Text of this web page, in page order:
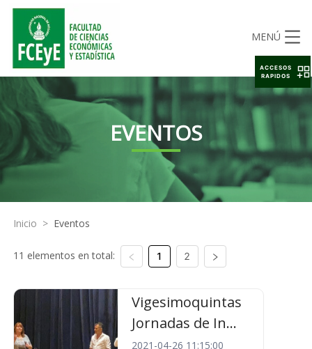
MENÚ
EVENTOS
Inicio > Eventos
11 elementos en total: 1 2
Vigesimoquintas
Jornadas de In...
2021-04-26 11:15:00
ACCESOS
RAPIDOS